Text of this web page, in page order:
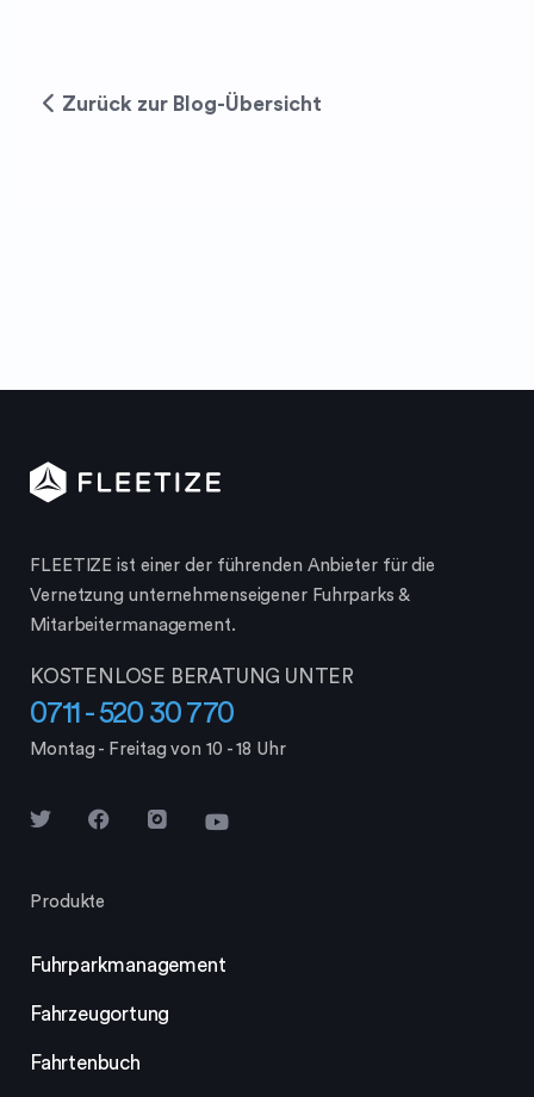
Zurück zur Blog-Übersicht
FLEETIZE ist einer der führenden Anbieter für die
Vernetzung unternehmenseigener Fuhrparks &
Mitarbeiter­management.
KOSTENLOSE BERATUNG UNTER
0711 - 520 30 770
Montag - Freitag von 10 - 18 Uhr
Produkte
Fuhrparkmanagement
Fahrzeugortung
Fahrtenbuch